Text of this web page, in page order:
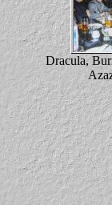
Dracula,